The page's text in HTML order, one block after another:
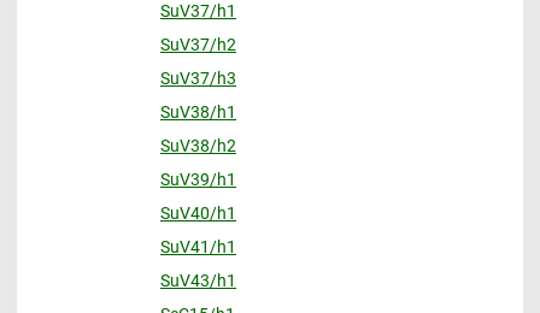
SuV37/h1
SuV37/h2
SuV37/h3
SuV38/h1
SuV38/h2
SuV39/h1
SuV40/h1
SuV41/h1
SuV43/h1